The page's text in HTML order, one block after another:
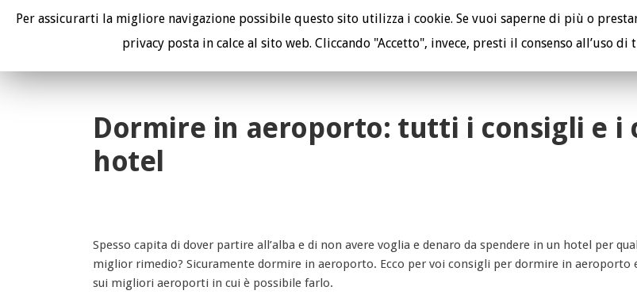
I tuoi avvocati contro le compagnie aeree.
Dormire in aeroporto: tutti i consigli e i
hotel
Spesso capita di dover partire all’alba e di non avere voglia e denaro da spendere in un hotel per
miglior rimedio? Sicuramente dormire in aeroporto. Ecco per voi consigli per dormire in aeroporto
sui migliori aeroporti in cui è possibile farlo.
Per assicurarti la migliore navigazione possibile questo sito utilizza i cookie. Se vuoi saperne di più o
privacy posta in calce al sito web. Cliccando "Accetto", invece, presti il consenso all’uso di